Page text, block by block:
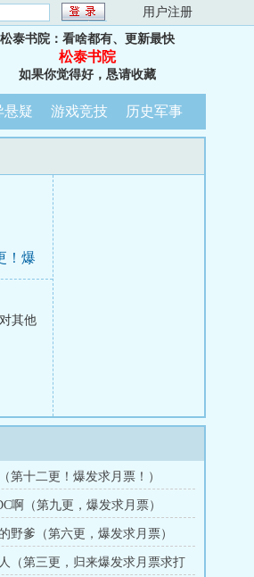
用户注册
松泰书院：看啥都有、更新最快
松泰书院
如果你觉得好，恳请收藏
悬疑 游戏竞技 历史军事
！爆
其他
第十二更！爆发求月票！）
啊（第九更，爆发求月票）
野爹（第六更，爆发求月票）
（第三更，归来爆发求月票求打